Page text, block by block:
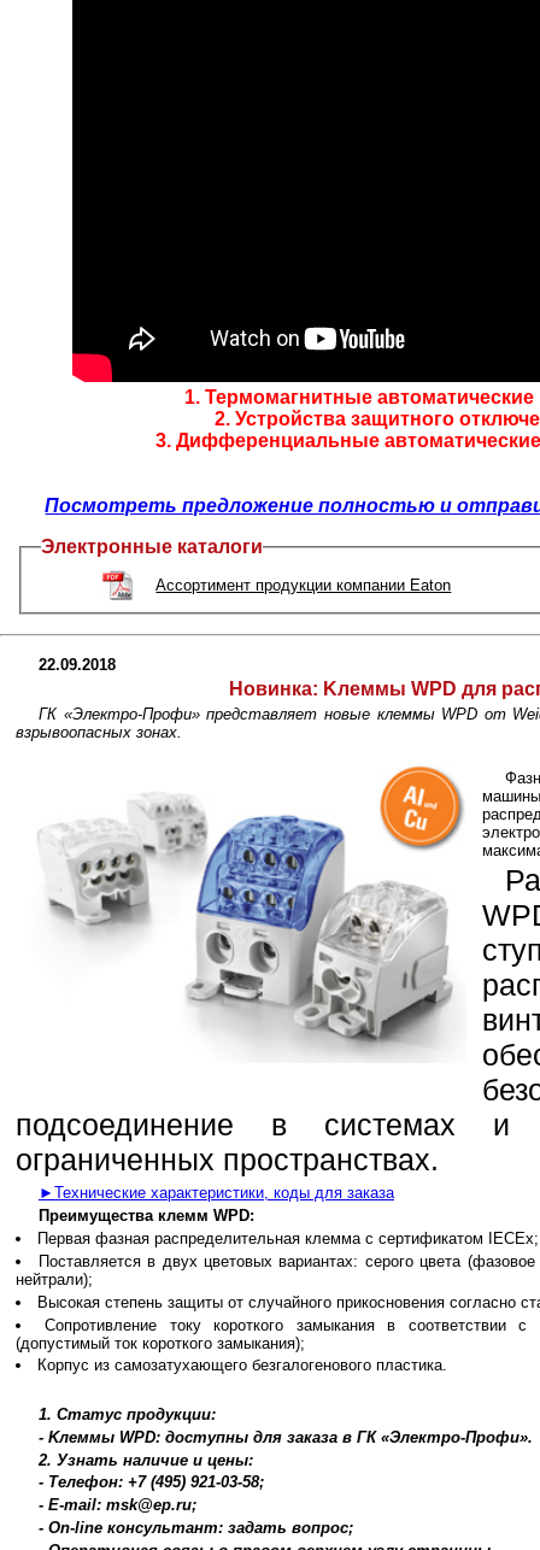
1. Термомагнитные
2. Устройства защитного
3. Дифференциальные
Посмотреть предложение полностью и
Электронные каталоги
Ассортимент продукции компании Eaton
22.09.2018
Новинка: Kлеммы WPD для
ГК «Электро-Профи» представляет новые клеммы WPD от
взрывоопасных зонах.
подсоединение в системах
ограниченных пространствах.
►Технические характеристики, коды для заказа
Преимущества клемм WPD:
Первая фазная распределительная клемма с сертификатом IECEx;
Поставляется в двух цветовых вариантах: серого цвета
нейтрали);
Высокая степень защиты от случайного прикосновения согласно
Сопротивление току короткого замыкания в соответствии
(допустимый ток короткого замыкания);
Корпус из самозатухающего безгалогенового пластика.
1. Статус продукции:
- Kлеммы WPD: доступны для заказа в ГК «Электро-Профи».
2. Узнать наличие и цены:
- Телефон: +7 (495) 921-03-58;
- E-mail: msk@ep.ru;
- On-line консультант: задать вопрос;